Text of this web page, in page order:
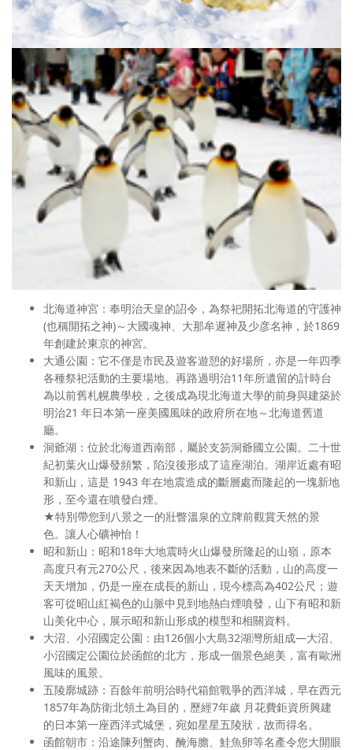
北海道神宮：奉明治天皇的詔令，為祭祀開拓北海道的守護神
(也稱開拓之神)～大國魂神、大那牟遲神及少彦名神，於1869
年創建於東京的神宮。
大通公園：它不僅是市民及遊客遊憩的好場所，亦是一年四季
各種祭祀活動的主要場地。再路過明治11年所遺留的計時台
為以前舊札幌農學校，之後成為現北海道大學的前身與建築於
明治21 年日本第一座美國風味的政府所在地～北海道舊道
廳。
洞爺湖：位於北海道西南部，屬於支笏洞爺國立公園。二十世
紀初葉火山爆發頻繁，陷沒後形成了這座湖泊。湖岸近處有昭
和新山，這是 1943 年在地震造成的斷層處而隆起的一塊新地
形，至今還在噴發白煙。
★特別帶您到八景之一的壯瞥溫泉的立牌前觀賞天然的景
色。讓人心礦神怡！
昭和新山：昭和18年大地震時火山爆發所隆起的山嶺，原本
高度只有元270公尺，後來因為地表不斷的活動，山的高度一
天天增加，仍是一座在成長的新山，現今標高為402公尺；遊
客可從昭山紅褐色的山脈中見到地熱白煙噴發，山下有昭和新
山美化中心，展示昭和新山形成的模型和相關資料。
大沼、小沼國定公園：由126個小大島32湖灣所組成—大沼、
小沼國定公園位於函館的北方，形成一個景色絕美，富有歐洲
風味的風景。
五陵廓城跡：百餘年前明治時代箱館戰爭的西洋城，早在西元
1857年為防衛北領土為目的，歷經7年歲 月花費鉅資所興建
的日本第一座西洋式城堡，宛如星星五陵狀，故而得名。
函館朝市：沿途陳列蟹肉、醃海膽、鮭魚卵等名產令您大開眼